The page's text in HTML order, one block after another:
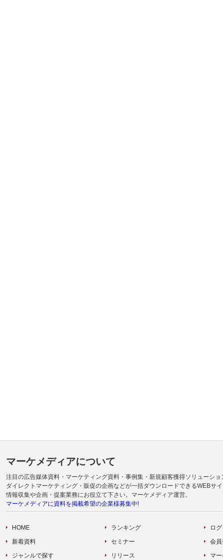
マーケメディアについて
注目の広告媒体資料・マーケティング資料・事例集・新規顧客獲得ソリューショ
ダイレクトマーケティング・販促の企画などが一括ダウンロードできるWEBサ
情報収集や企画・提案業務にお役立て下さい。マーケメディア運営。
マーケメディアに資料を掲載希望の企業様募集中!
HOME
新着資料
ジャンルで探す
ランキング
セミナー
リリース
ロ
会
マ